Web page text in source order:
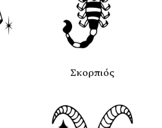
Σκορπιός